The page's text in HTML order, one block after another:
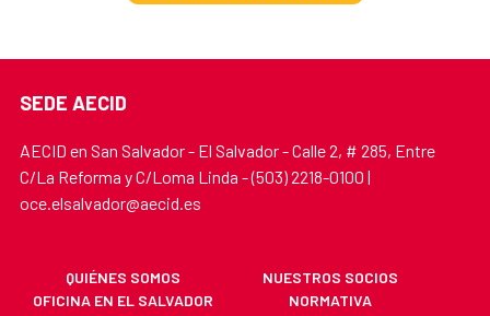
SEDE AECID
AECID en San Salvador - El Salvador - Calle 2, # 285, Entre
C/La Reforma y C/Loma Linda - (503) 2218-0100 |
oce.elsalvador@aecid.es
QUIÉNES SOMOS
NUESTROS SOCIOS
OFICINA EN EL SALVADOR
NORMATIVA